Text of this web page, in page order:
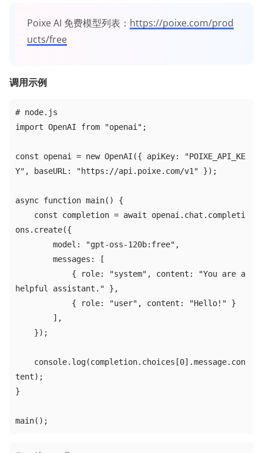
Poixe AI 免费模型列表： https://poixe.com/prod
ucts/free
调用示例
# node.js
import OpenAI from "openai";
const openai = new OpenAI({ apiKey: "POIXE_API_KE
Y", baseURL: "https://api.poixe.com/v1" });
async function main() {
ons.create({
helpful assistant." },
tent);
}
main();